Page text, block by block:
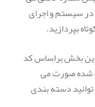
سیستم و اجرای
بپردازید.
بخش براساس کد
صورت می
دسته بندی